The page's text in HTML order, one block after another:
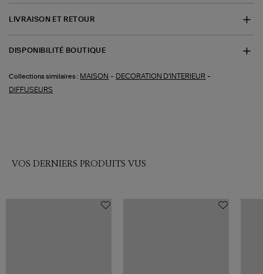
LIVRAISON ET RETOUR
DISPONIBILITÉ BOUTIQUE
Collections similaires : MAISON - DECORATION D'INTERIEUR -
DIFFUSEURS
VOS DERNIERS PRODUITS VUS